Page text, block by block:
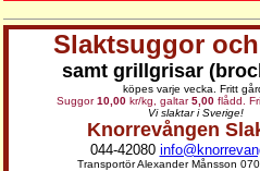
Slaktsuggor
samt grillgrisar
köpes varje vecka. Fritt
Suggor10,00 kr/kg, galtar5,00 flådd.
Vi slaktar i Sverige!
Knorrevången
044-42080
Transportör Alexander Månsson